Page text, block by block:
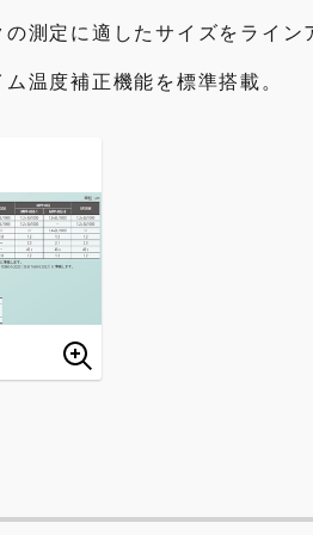
の測定に適したサイズをライン
ム温度補正機能を標準搭載。